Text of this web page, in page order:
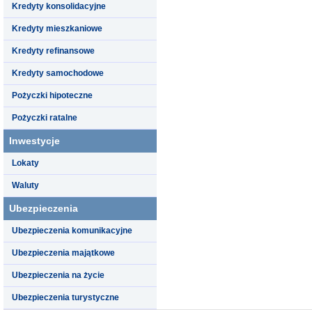
Kredyty konsolidacyjne
Kredyty mieszkaniowe
Kredyty refinansowe
Kredyty samochodowe
Pożyczki hipoteczne
Pożyczki ratalne
Inwestycje
Lokaty
Waluty
Ubezpieczenia
Ubezpieczenia komunikacyjne
Ubezpieczenia majątkowe
Ubezpieczenia na życie
Ubezpieczenia turystyczne